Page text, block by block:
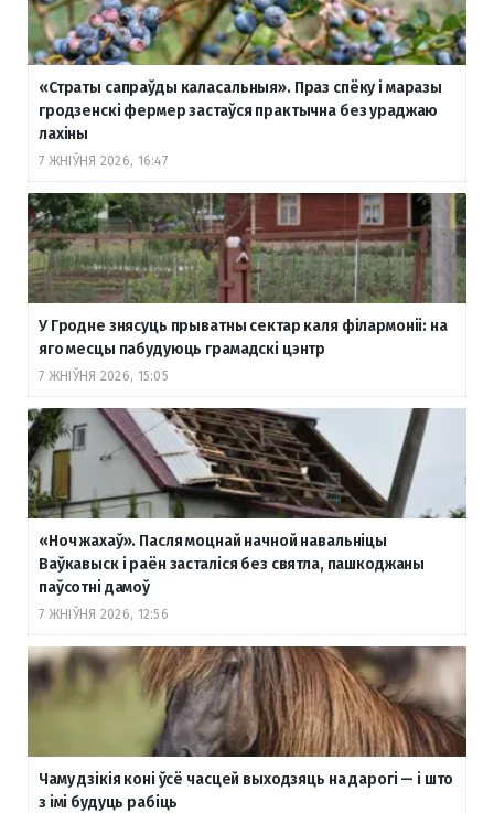
«Страты сапраўды каласальныя». Праз спёку і маразы
гродзенскі фермер застаўся практычна без ураджаю
лахіны
7 ЖНІЎНЯ 2026, 16:47
У Гродне знясуць прыватны сектар каля філармоніі: на
яго месцы пабудуюць грамадскі цэнтр
7 ЖНІЎНЯ 2026, 15:05
«Ноч жахаў». Пасля моцнай начной навальніцы
Ваўкавыск і раён засталіся без святла, пашкоджаны
паўсотні дамоў
7 ЖНІЎНЯ 2026, 12:56
Чаму дзікія коні ўсё часцей выходзяць на дарогі — і што
з імі будуць рабіць